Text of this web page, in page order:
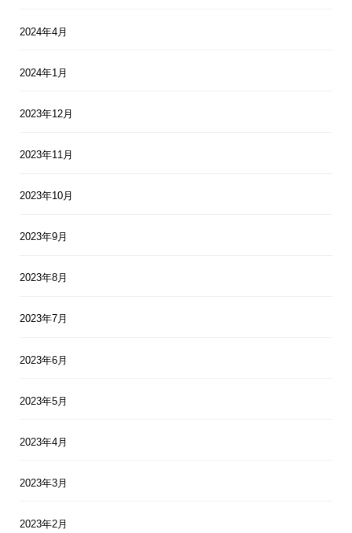
2024年4月
2024年1月
2023年12月
2023年11月
2023年10月
2023年9月
2023年8月
2023年7月
2023年6月
2023年5月
2023年4月
2023年3月
2023年2月